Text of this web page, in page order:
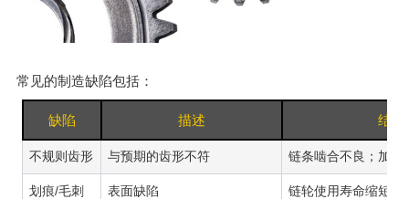
常见的制造缺陷包括：
缺陷 描述 结果
不规则齿形 与预期的齿形不符 链条啮合不良；加速
划痕/毛刺 表面缺陷 链轮使用寿命缩短